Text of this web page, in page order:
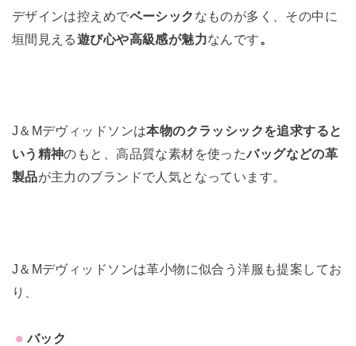
デザインは控えめでベーシック なものが多く、その中に
垣間見える遊び心や高級感が魅力なんです。
J＆Mデヴィッドソンは本物のクラッシックを追求すると
いう精神のもと、高品質な素材を使ったバッグなどの革
製品が主力のブランドで人気となっています。
J＆Mデヴィッドソンは革小物に似合う洋服も提案してお
り、
バック